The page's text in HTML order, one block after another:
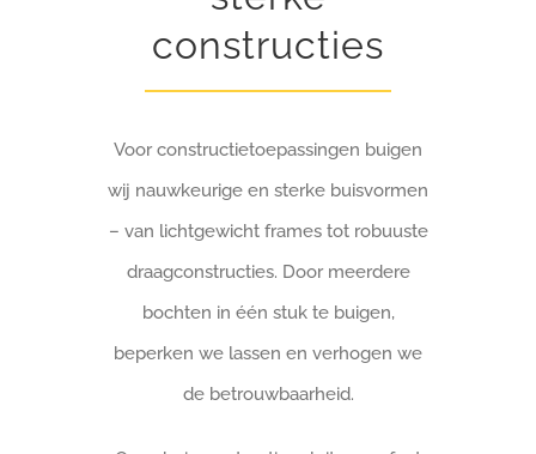
constructies
Voor constructietoepassingen buigen
wij nauwkeurige en sterke buisvormen
– van lichtgewicht frames tot robuuste
draagconstructies. Door meerdere
bochten in één stuk te buigen,
beperken we lassen en verhogen we
de betrouwbaarheid.